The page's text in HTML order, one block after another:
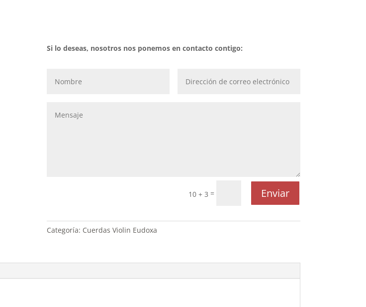
Si lo deseas, nosotros nos ponemos en contacto contigo:
10 + 3 = Enviar
Categoría: Cuerdas Violin Eudoxa